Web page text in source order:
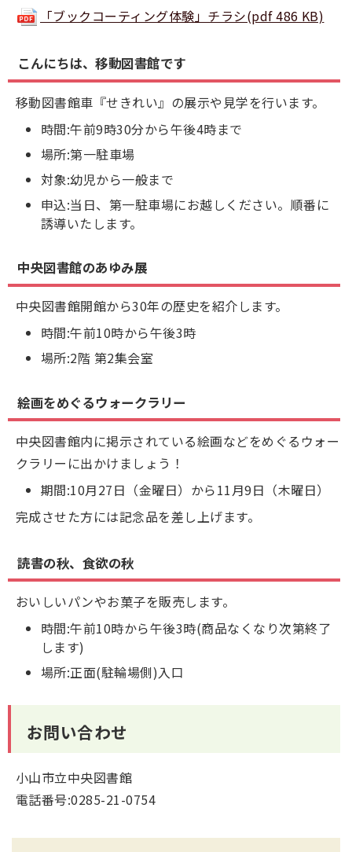
「ブックコーティング体験」チラシ(pdf 486 KB)
こんにちは、移動図書館です
移動図書館車『せきれい』の展示や見学を行います。
時間:午前9時30分から午後4時まで
場所:第一駐車場
対象:幼児から一般まで
申込:当日、第一駐車場にお越しください。順番に
誘導いたします。
中央図書館のあゆみ展
中央図書館開館から30年の歴史を紹介します。
時間:午前10時から午後3時
場所:2階 第2集会室
絵画をめぐるウォークラリー
中央図書館内に掲示されている絵画などをめぐるウォー
クラリーに出かけましょう！
期間:10月27日（金曜日）から11月9日（木曜日）
完成させた方には記念品を差し上げます。
読書の秋、食欲の秋
おいしいパンやお菓子を販売します。
時間:午前10時から午後3時(商品なくなり次第終了
します)
場所:正面(駐輪場側)入口
お問い合わせ
小山市立中央図書館
電話番号:0285-21-0754